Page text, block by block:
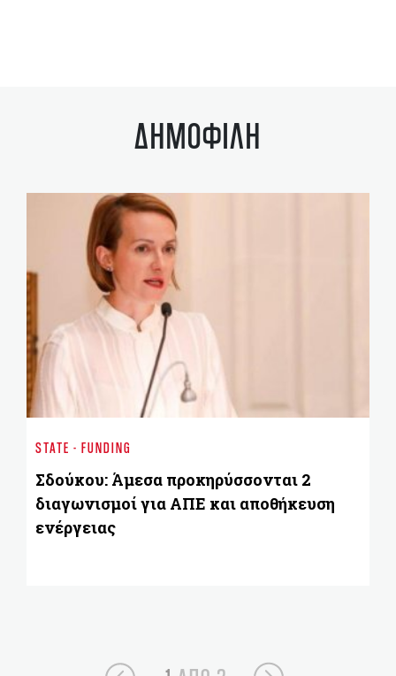
ΔΗΜΟΦΙΛΗ
STATE - FUNDING
Σδούκου: Άμεσα προκηρύσσονται 2
διαγωνισμοί για ΑΠΕ και αποθήκευση
ενέργειας